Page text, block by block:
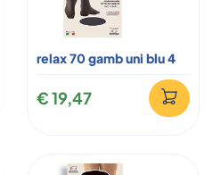
relax 70 gamb uni blu 4
€ 19,47